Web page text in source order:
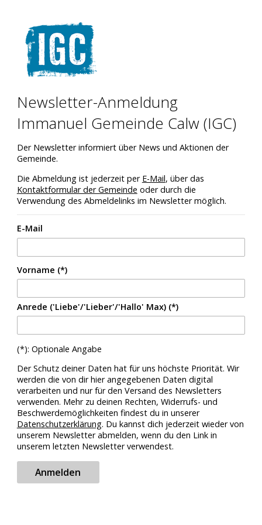
Newsletter-Anmeldung
Immanuel Gemeinde Calw (IGC)
Der Newsletter informiert über News und Aktionen der
Gemeinde.
Die Abmeldung ist jederzeit per E-Mail, über das
Kontaktformular der Gemeinde oder durch die
Verwendung des Abmeldelinks im Newsletter möglich.
E-Mail
Vorname (*)
Anrede ('Liebe'/'Lieber'/'Hallo' Max) (*)
(*): Optionale Angabe
Der Schutz deiner Daten hat für uns höchste Priorität. Wir
werden die von dir hier angegebenen Daten digital
verarbeiten und nur für den Versand des Newsletters
verwenden. Mehr zu deinen Rechten, Widerrufs- und
Beschwerdemöglichkeiten findest du in unserer
Datenschutzerklärung. Du kannst dich jederzeit wieder von
unserem Newsletter abmelden, wenn du den Link in
unserem letzten Newsletter verwendest.
Anmelden